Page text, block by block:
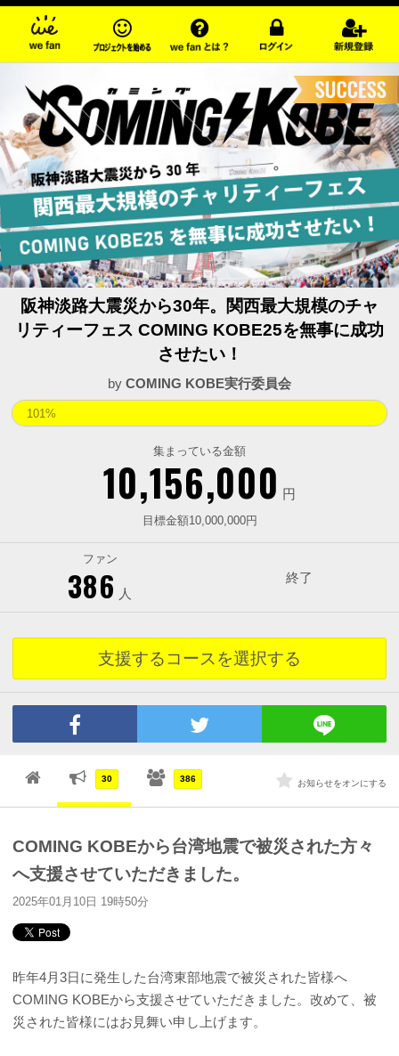
阪神淡路大震災から30年。関西最大規模のチャ
リティーフェス COMING KOBE25を無事に成功
させたい！
by COMING KOBE実行委員会
集まっている金額
10,156,000 円
101%
目標金額10,000,000円
ファン
386 人
終了
支援するコースを選択する
30 386 お知らせをオンにする
COMING KOBEから台湾地震で被災された方々
へ支援させていただきました。
2025年01月10日 19時50分
昨年4月3日に発生した台湾東部地震で被災された皆様へ
COMING KOBEから支援させていただきました。改めて、被
災された皆様にはお見舞い申し上げます。